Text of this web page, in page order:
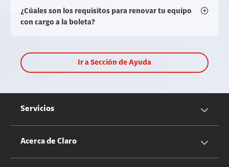
¿Cúales son los requisitos para renovar tu equipo
con cargo a la boleta?
Ir a Sección de Ayuda
Servicios
Servicios Móviles
Acerca de Claro